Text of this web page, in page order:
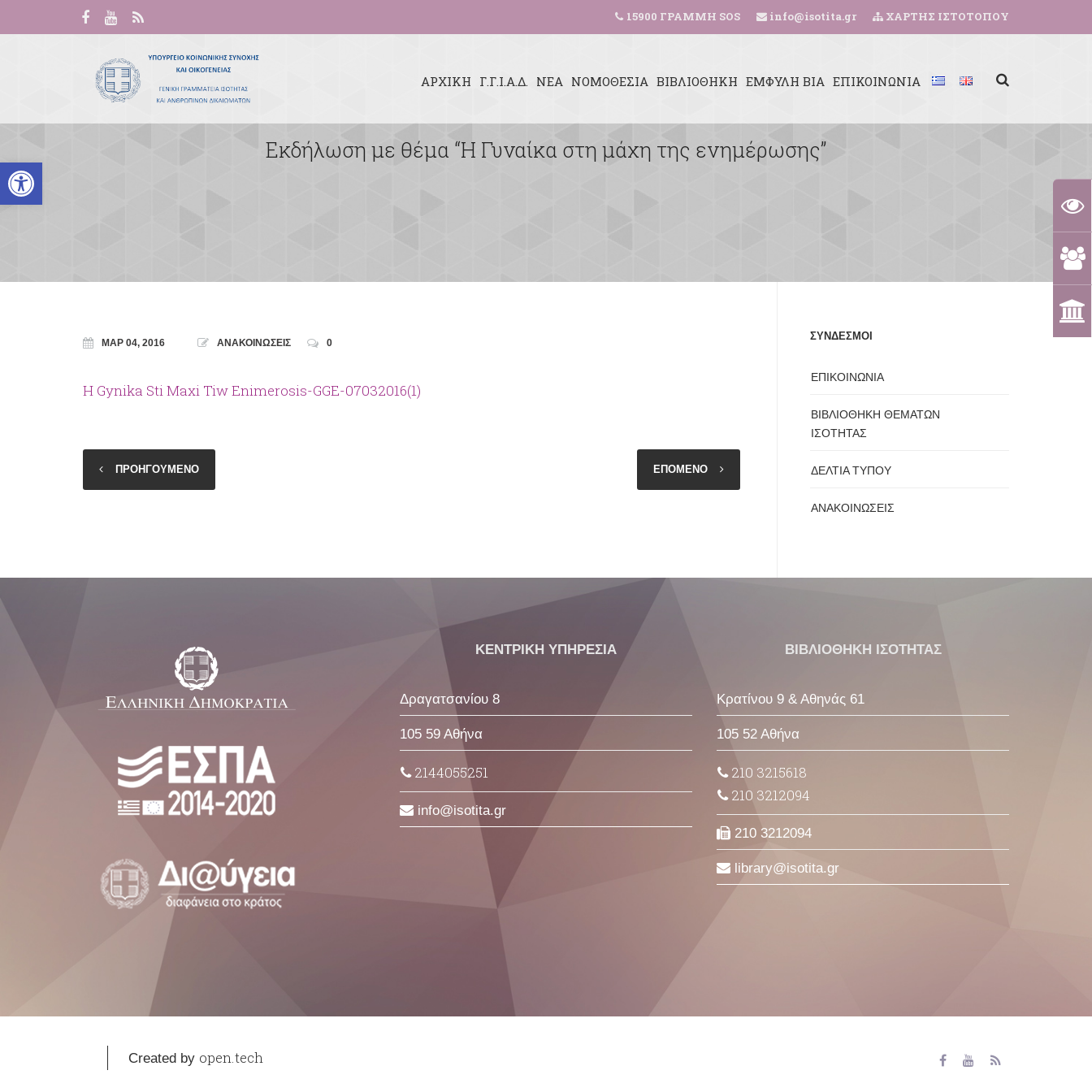
Ανοίξτε τη γραμμή εργαλείων
15900 ΓΡΑΜΜΗ SOS info@isotita.gr ΧΑΡΤΗΣ ΙΣΤΟΤΟΠΟΥ
ΑΡΧΙΚΗ Γ.Γ.Ι.Α.Δ. ΝΕΑ ΝΟΜΟΘΕΣΙΑ ΒΙΒΛΙΟΘΗΚΗ ΕΜΦΥΛΗ ΒΙΑ ΕΠΙΚΟΙΝΩΝΙΑ
Εκδήλωση με θέμα “Η Γυναίκα στη μάχη της ενημέρωσης”
ΜΑΡ 04, 2016 ΑΝΑΚΟΙΝΩΣΕΙΣ 0
H Gynika Sti Maxi Tiw Enimerosis-GGE-07032016(1)
ΠΡΟΗΓΟΥΜΕΝΟ ΕΠΟΜΕΝΟ
ΣΥΝΔΕΣΜΟΙ
ΕΠΙΚΟΙΝΩΝΙΑ
ΒΙΒΛΙΟΘΗΚΗ ΘΕΜΑΤΩΝ
ΙΣΟΤΗΤΑΣ
ΔΕΛΤΙΑ ΤΥΠΟΥ
ΑΝΑΚΟΙΝΩΣΕΙΣ
ΚΕΝΤΡΙΚΗ ΥΠΗΡΕΣΙΑ
Δραγατσανίου 8
105 59 Αθήνα
2144055251
info isotita gr
ΒΙΒΛΙΟΘΗΚΗ ΙΣΟΤΗΤΑΣ
Κρατίνου 9 & Αθηνάς 61
105 52 Αθήνα
210 3215618
210 3212094
210 3212094
library isotita gr
Created by open.tech